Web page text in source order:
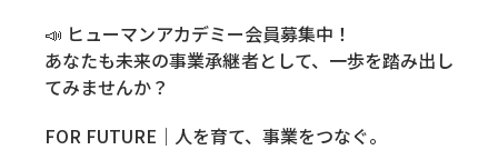
📣 ヒューマンアカデミー会員募集中！
あなたも未来の事業承継者として、一歩を踏み出し
てみませんか？
FOR FUTURE｜人を育て、事業をつなぐ。